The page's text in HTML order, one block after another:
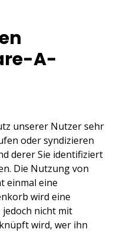
A-
unserer Nutzer sehr
oder syndizieren
derer Sie identifiziert
Die Nutzung von
einmal eine
wird eine
nicht mit
wird, wer ihn